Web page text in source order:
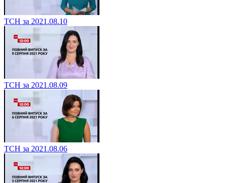
ТСН за 2021.08.10
ТСН за 2021.08.09
ТСН за 2021.08.06